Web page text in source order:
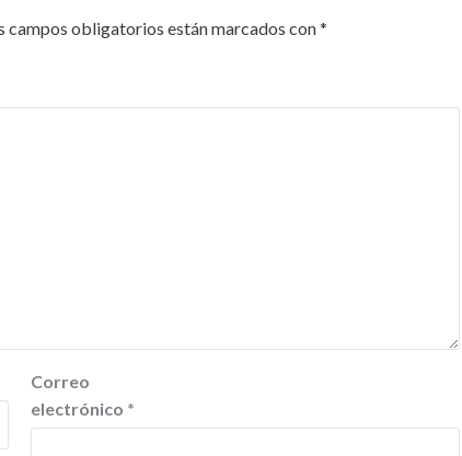
campos obligatorios están marcados con*
Correo
electrónico *